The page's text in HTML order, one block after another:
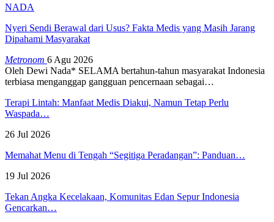
NADA
Nyeri Sendi Berawal dari Usus? Fakta Medis yang Masih Jarang
Dipahami Masyarakat
Metronom 6 Agu 2026
Oleh Dewi Nada* SELAMA bertahun-tahun masyarakat Indonesia
terbiasa menganggap gangguan pencernaan sebagai…
Terapi Lintah: Manfaat Medis Diakui, Namun Tetap Perlu
Waspada…
26 Jul 2026
Memahat Menu di Tengah “Segitiga Peradangan”: Panduan…
19 Jul 2026
Tekan Angka Kecelakaan, Komunitas Edan Sepur Indonesia
Gencarkan…